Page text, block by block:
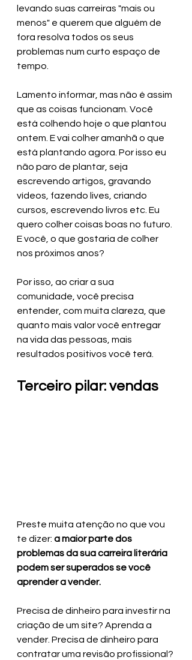
levando suas carreiras "mais ou
menos" e querem que alguém de
fora resolva todos os seus
problemas num curto espaço de
tempo.
Lamento informar, mas não é assim
que as coisas funcionam. Você
está colhendo hoje o que plantou
ontem. E vai colher amanhã o que
está plantando agora. Por isso eu
não paro de plantar, seja
escrevendo artigos, gravando
vídeos, fazendo lives, criando
cursos, escrevendo livros etc. Eu
quero colher coisas boas no futuro.
E você, o que gostaria de colher
nos próximos anos?
Por isso, ao criar a sua
comunidade, você precisa
entender, com muita clareza, que
quanto mais valor você entregar
na vida das pessoas, mais
resultados positivos você terá.
Terceiro pilar: vendas
Preste muita atenção no que vou
te dizer: a maior parte dos
problemas da sua carreira literária
podem ser superados se você
aprender a vender.
Precisa de dinheiro para investir na
criação de um site? Aprenda a
vender. Precisa de dinheiro para
contratar uma revisão profissional?